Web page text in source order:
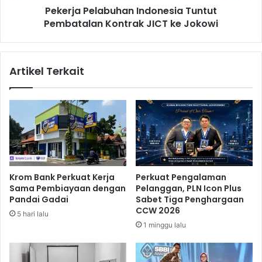
l
n
s
U
r
i
n
e
,
I
n
H
a
d
o
n
e
i
a
u
t
Pekerja Pelabuhan Indonesia Tuntut
Pembatalan Kontrak JICT ke Jokowi
Artikel Terkait
Krom Bank Perkuat Kerja
Sama Pembiayaan dengan
Pandai Gadai
5 hari lalu
Perkuat Pengalaman
Pelanggan, PLN Icon Plus
Sabet Tiga Penghargaan
CCW 2026
1 minggu lalu